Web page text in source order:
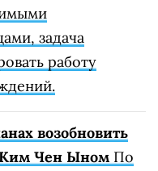
задача
работу
возобновить
Ким Чен Ыном По